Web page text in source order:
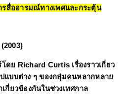
สื่ออารมณ์ทางเพศและกระตุ้น
ดย Richard Curtis เรื่องราวเกี่ยว
แบบต่าง ๆ ของกลุ่มคนหลากหลาย
กี่ยวข้องกันในช่วงเทศกาล